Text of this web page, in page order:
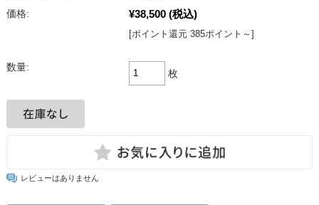
価格:
¥38,500 (税込)
[ポイント還元 385ポイント～]
数量:
枚
レビューはありません